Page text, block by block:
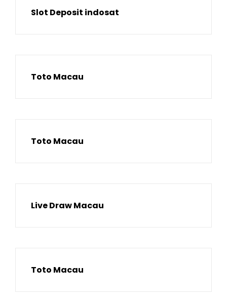
Slot Deposit indosat
Toto Macau
Toto Macau
Live Draw Macau
Toto Macau